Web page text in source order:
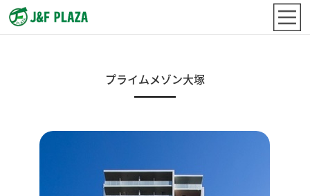
プライムメゾン大塚